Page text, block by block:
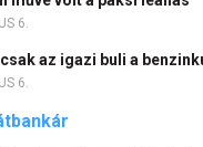
6.
az igazi buli a
6.